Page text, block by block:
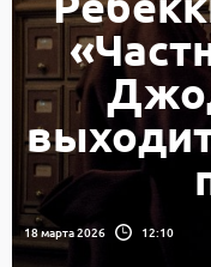
18 марта 2026 12:10